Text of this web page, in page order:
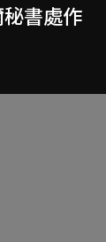
秘書處作